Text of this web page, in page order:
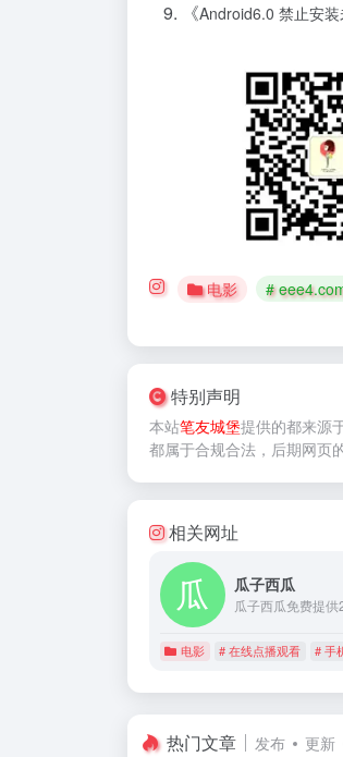
《Android6.0 禁止安
电影 #
特别声明
本站笔友城堡提供的都来源
都属于合规合法，后期网页
相关网址
瓜子西瓜
电影 # 在线点播观看 # 手
热门文章 发布 更新